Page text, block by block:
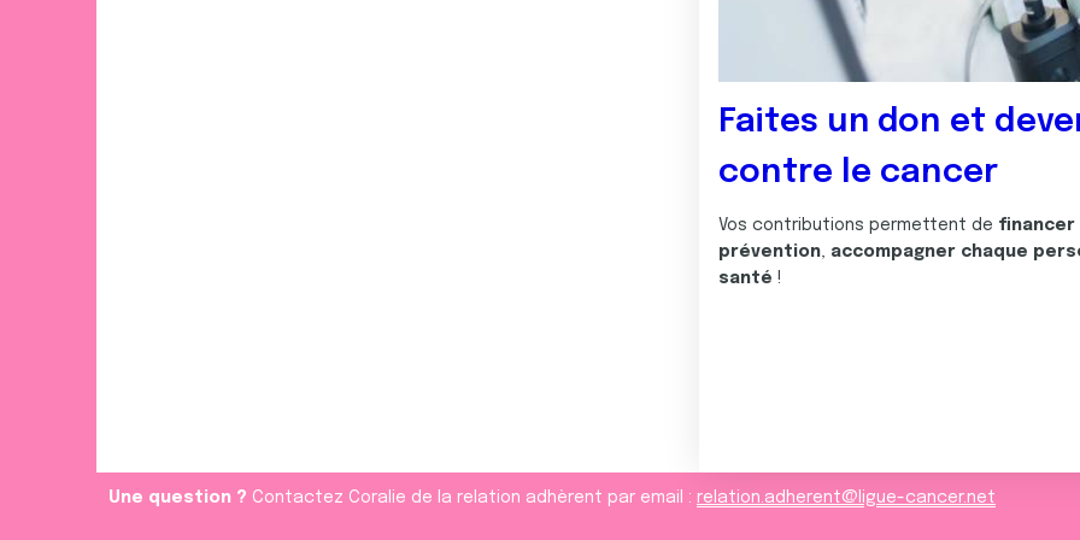
Faites un don et
contre le cancer
Vos contributions permettent de financer
prévention, accompagner chaque
santé !
Une question ? Contactez Coralie de la relation adhèrent par email : relation.adherent@ligue-cancer.net